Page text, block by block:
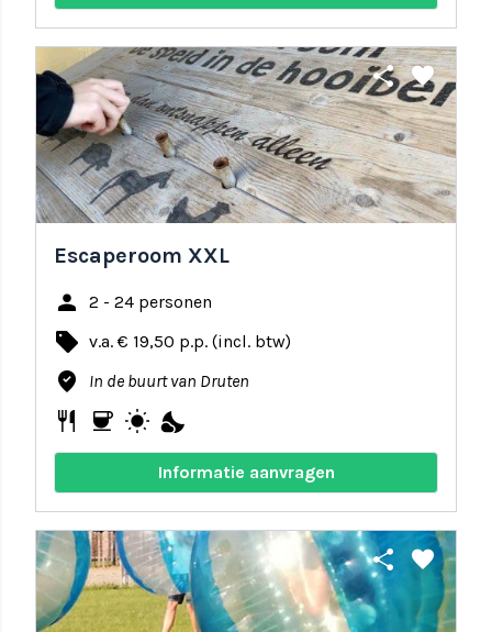
share favorite
Escaperoom XXL
person 2 - 24 personen
local_offer v.a. € 19,50 p.p. (incl. btw)
where_to_vote In de buurt van Druten
restaurant coffee wb_sunny nights_stay
Informatie aanvragen
share favorite